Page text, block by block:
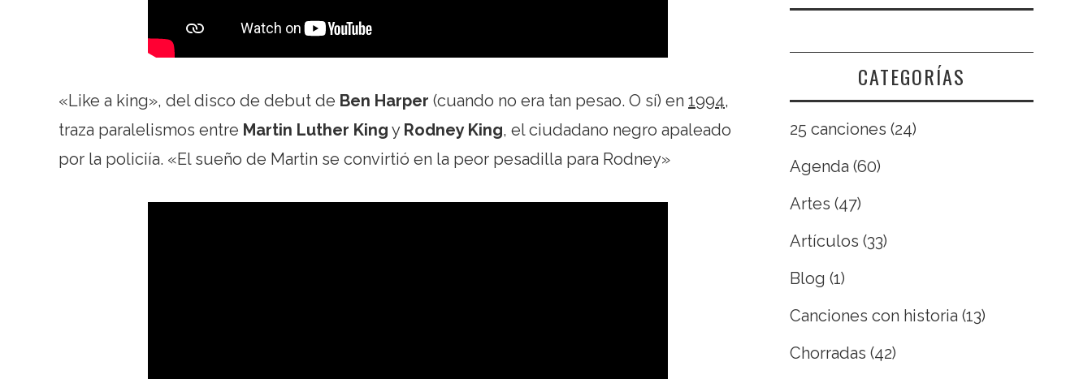
«Like a king», del disco de debut de Ben Harper (cuando no era tan pesao. O sí) en 1994,
traza paralelismos entre Martin Luther King y Rodney King, el ciudadano negro apaleado
por la policiía. «El sueño de Martin se convirtió en la peor pesadilla para Rodney»
CATEGORÍAS
25 canciones (24)
Agenda (60)
Artes (47)
Artículos (33)
Blog (1)
Canciones con historia (13)
Chorradas (42)